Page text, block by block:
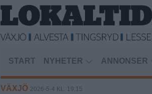
START NYHETER ANNONSER
VÄXJÖ 2026-5-4 KL. 19:15